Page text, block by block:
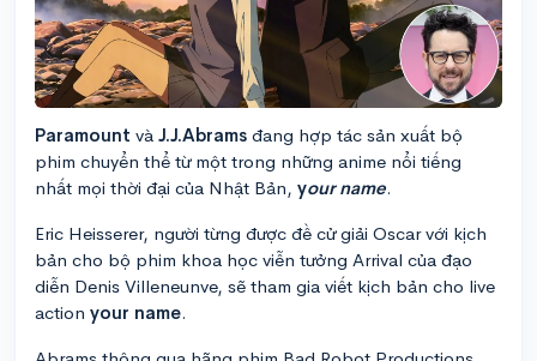
Paramount và J.J.Abrams đang hợp tác sản xuất bộ
phim chuyển thể từ một trong những anime nổi tiếng
nhất mọi thời đại của Nhật Bản, your name.
Eric Heisserer, người từng được đề cử giải Oscar với kịch
bản cho bộ phim khoa học viễn tưởng Arrival của đạo
diễn Denis Villeneunve, sẽ tham gia viết kịch bản cho live
action your name.